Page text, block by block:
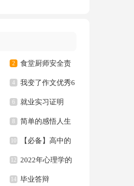
2 食堂厨师安全责
任书
4 我变了作文优秀6
篇
6 就业实习证明
8 简单的感悟人生
的格言集锦94条
10 【必备】高中的
作文集合八篇
12 2022年心理学的
语录
14 毕业答辩